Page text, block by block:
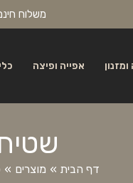
משלוח חינם
אפייה ופיצה
דף הבית מוצרים